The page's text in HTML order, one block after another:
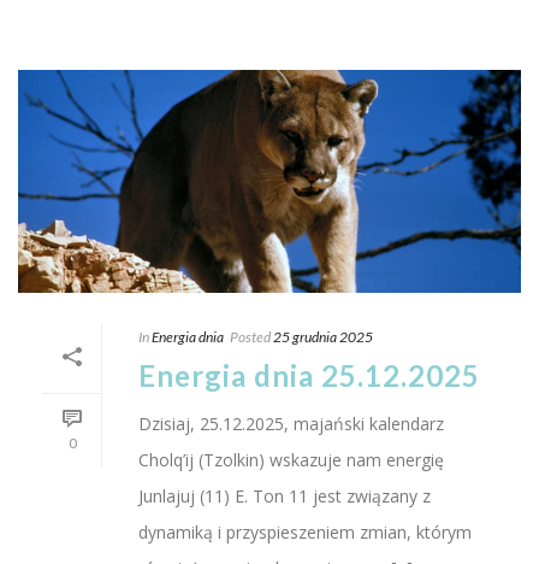
0
InEnergia dnia Posted25 grudnia 2025
Energia dnia 25.12.2025
Dzisiaj, 25.12.2025, majański kalendarz
Cholq’ij (Tzolkin) wskazuje nam energię
Junlajuj (11) E. Ton 11 jest związany z
dynamiką i przyspieszeniem zmian, którym